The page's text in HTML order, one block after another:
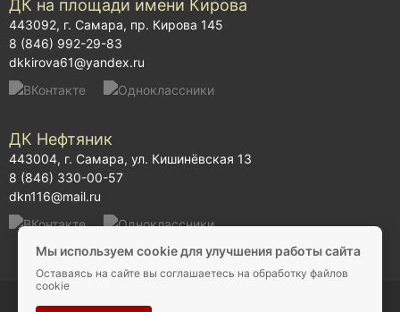
ДК на площади имени Кирова
443092, г. Самара, пр. Кирова 145
8 (846) 992-29-83
dkkirova61@yandex.ru
ДК Нефтяник
443004, г. Самара, ул. Кишинёвская 13
8 (846) 330-00-57
dkn116@mail.ru
Мы используем cookie для улучшения работы сайта
Оставаясь на сайте вы соглашаетесь на обработку файлов
cookie